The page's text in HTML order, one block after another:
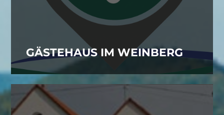
GÄSTEHAUS IM WEINBERG